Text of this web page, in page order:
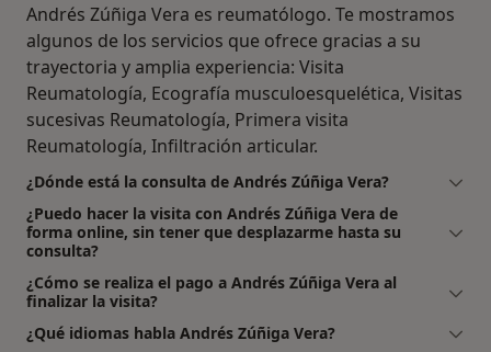
Andrés Zúñiga Vera es reumatólogo. Te mostramos
algunos de los servicios que ofrece gracias a su
trayectoria y amplia experiencia: Visita
Reumatología, Ecografía musculoesquelética, Visitas
sucesivas Reumatología, Primera visita
Reumatología, Infiltración articular.
¿Dónde está la consulta de Andrés Zúñiga Vera?
¿Puedo hacer la visita con Andrés Zúñiga Vera de
forma online, sin tener que desplazarme hasta su
consulta?
¿Cómo se realiza el pago a Andrés Zúñiga Vera al
finalizar la visita?
¿Qué idiomas habla Andrés Zúñiga Vera?